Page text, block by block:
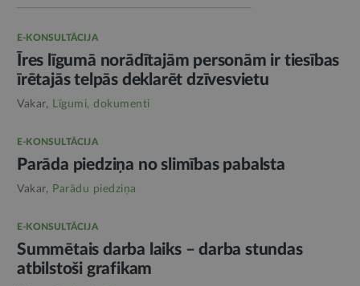
E-KONSULTĀCIJA
Īres līgumā norādītajām personām ir tiesības
īrētajās telpās deklarēt dzīvesvietu
Vakar, Līgumi, dokumenti
E-KONSULTĀCIJA
Parāda piedziņa no slimības pabalsta
Vakar, Parādu piedziņa
E-KONSULTĀCIJA
Summētais darba laiks – darba stundas
atbilstoši grafikam